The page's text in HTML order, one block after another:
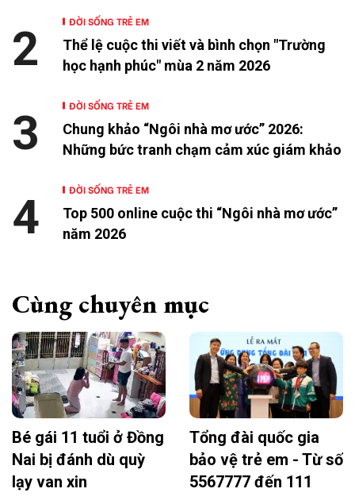
ĐỜI SỐNG TRẺ EM
Thể lệ cuộc thi viết và bình chọn "Trường
học hạnh phúc" mùa 2 năm 2026
2
ĐỜI SỐNG TRẺ EM
Chung khảo “Ngôi nhà mơ ước” 2026:
Những bức tranh chạm cảm xúc giám khảo
3
ĐỜI SỐNG TRẺ EM
Top 500 online cuộc thi “Ngôi nhà mơ ước”
năm 2026
4
Cùng chuyên mục
Bé gái 11 tuổi ở Đồng
Nai bị đánh dù quỳ
lạy van xin
Tổng đài quốc gia
bảo vệ trẻ em - Từ số
5567777 đến 111